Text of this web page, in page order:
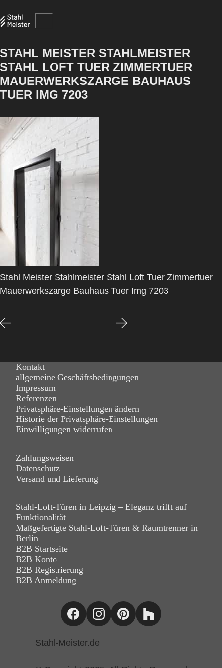
STAHL MEISTER STAHLMEISTER
STAHL LOFT TUER ZIMMERTUER
MAUERWERKSZARGE BAUHAUS
TUER IMG 7203
Stahl Meister Stahlmeister Stahl Loft Tuer Zimmertuer
Mauerwerkszarge Bauhaus Tuer Img 7203
Kontakt
allgemeine Geschäftsbedingungen
Impressum
Referenzen
Privatsphäre-Einstellungen ändern
Historie der Privatsphäre-Einstellungen
Einwilligungen widerrufen
Zahlungsweisen
Datenschutz
Versand und Lieferung
Stahl-Loft-Türen in Leipzig – Eleganz trifft auf
Funktionalität
Maßgefertigte Stahl-Loft-Türen & Raumtrenner in
Berlin
B2B Startseite
B2B Konto
B2B Registrierung
B2B Anmeldung
Stahl-Meister.de